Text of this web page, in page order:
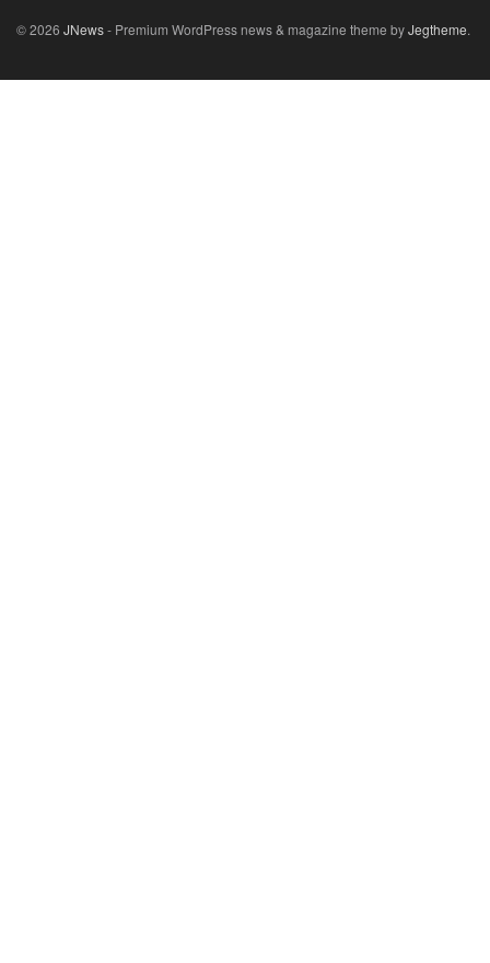
© 2026 JNews- Premium WordPress news & magazine theme byJegtheme.